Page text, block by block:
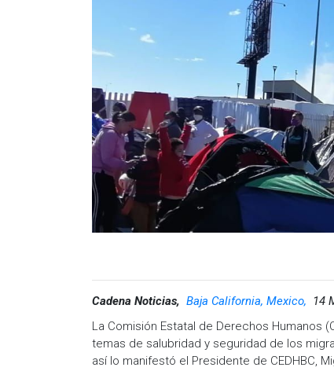
Cadena Noticias, Baja California, Mexico,
14
La Comisión Estatal de Derechos Humanos
temas de salubridad y seguridad de los
así lo manifestó el Presidente de CEDHBC,